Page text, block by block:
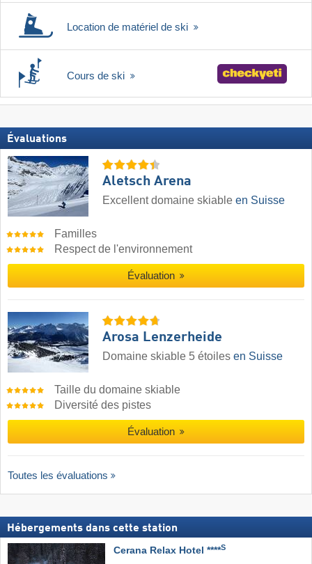
Location de matériel de ski
Cours de ski
Évaluations
Aletsch Arena
Excellent domaine skiable en Suisse
Familles
Respect de l'environnement
Évaluation
Arosa Lenzerheide
Domaine skiable 5 étoiles en Suisse
Taille du domaine skiable
Diversité des pistes
Évaluation
Toutes les évaluations
Hébergements dans cette station
Cerana Relax Hotel ****S